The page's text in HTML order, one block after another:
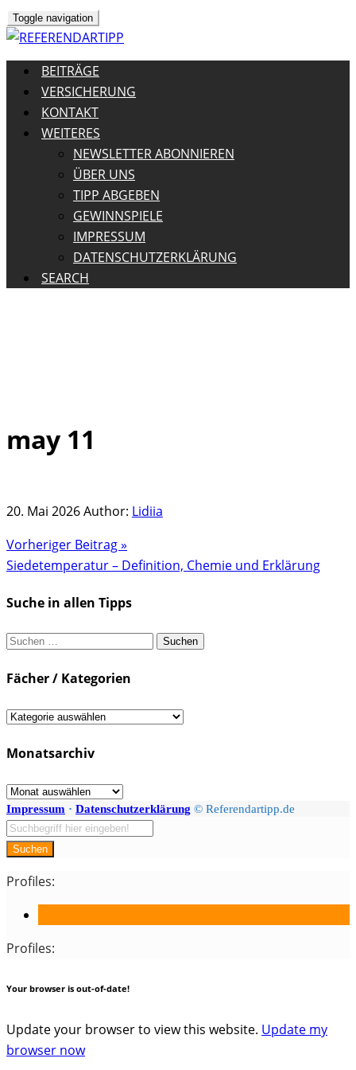
Toggle navigation
BEITRÄGE
VERSICHERUNG
KONTAKT
WEITERES
NEWSLETTER ABONNIEREN
ÜBER UNS
TIPP ABGEBEN
GEWINNSPIELE
IMPRESSUM
DATENSCHUTZERKLÄRUNG
SEARCH
Skip
may 11
20. Mai 2026Author: Lidiia
Vorheriger Beitrag »
Siedetemperatur – Definition, Chemie und Erklärung
Suche in allen Tipps
Suchen
Fächer / Kategorien
Fächer
Kategorien
Monatsarchiv
Monatsarchiv
Impressum · Datenschutzerklärung © Referendartipp.de
Suchen
Profiles:
Profiles:
Your browser is out-of-date!
Update your browser to view this website. Update my
browser now